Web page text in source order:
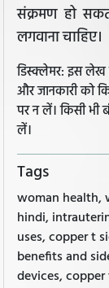
संक्रमण हो
लगवाना चाहिए।
डिस्क्लेमर: इस लेख
और जानकारी को
पर न लें। किसी भी
लें।
Tags
woman health,
hindi,
uses, copper t
benefits and
devices,